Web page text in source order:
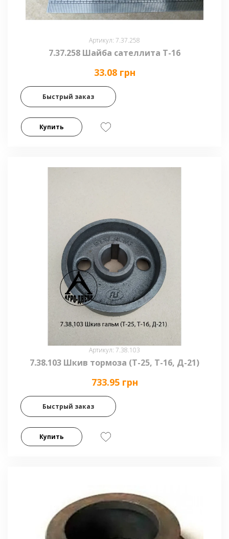
Артикул: 7.37.258
7.37.258 Шайба сателлита Т-16
33.08 грн
Быстрый заказ
Купить
Артикул: 7.38.103
7.38.103 Шкив тормоза (Т-25, Т-16, Д-21)
733.95 грн
Быстрый заказ
Купить